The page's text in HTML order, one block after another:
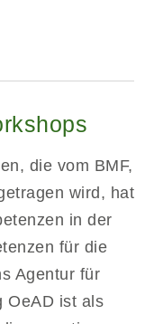
die vom BMF,
wird, hat
in der
für die
Agentur für
OeAD ist als